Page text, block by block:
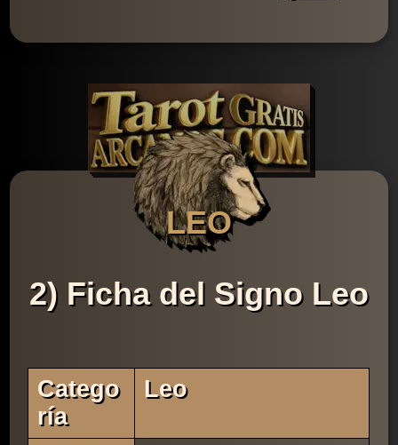
LEO
2) Ficha del Signo Leo
Catego
Ría
Leo